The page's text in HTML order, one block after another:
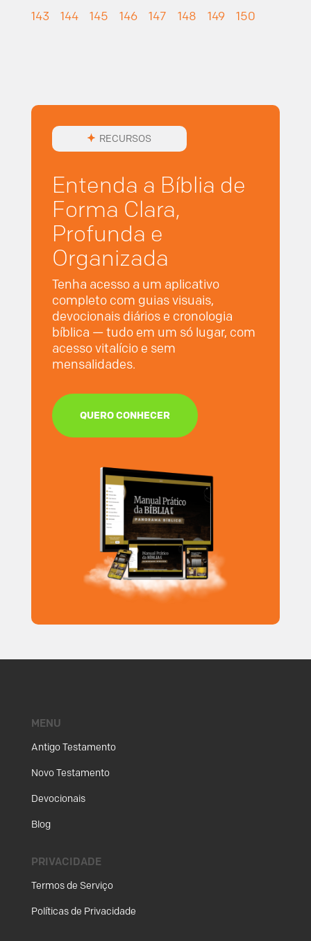
143
144 145 146 147 148 149 150
RECURSOS
Entenda a Bíblia de
Forma Clara,
Profunda e
Organizada
Tenha acesso a um aplicativo
completo com guias visuais,
devocionais diários e cronologia
bíblica — tudo em um só lugar, com
acesso vitalício e sem
mensalidades.
QUERO CONHECER
MENU
Antigo Testamento
Novo Testamento
Devocionais
Blog
PRIVACIDADE
Termos de Serviço
Políticas de Privacidade